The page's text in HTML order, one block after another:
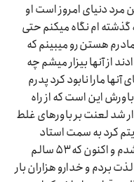
دنیای امروز است او
ام نگاه میکنم حتی
هستن رو میبینم که
از آنها بیزار میشم چه
مارا نابود کرد پدرم
۹۰سالگی باورش این است که از راه
شد لعنت بر باورهای غلط
کرد به سمت استاد
احساس کردم تازه متولد شدم و اکنون که ۵۳ سالم
لذت بردم و خدارو هزاران بار